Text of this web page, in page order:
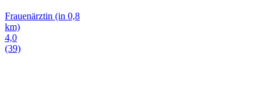
Frauenärztin (in 0,8
km)
4,0
(39)